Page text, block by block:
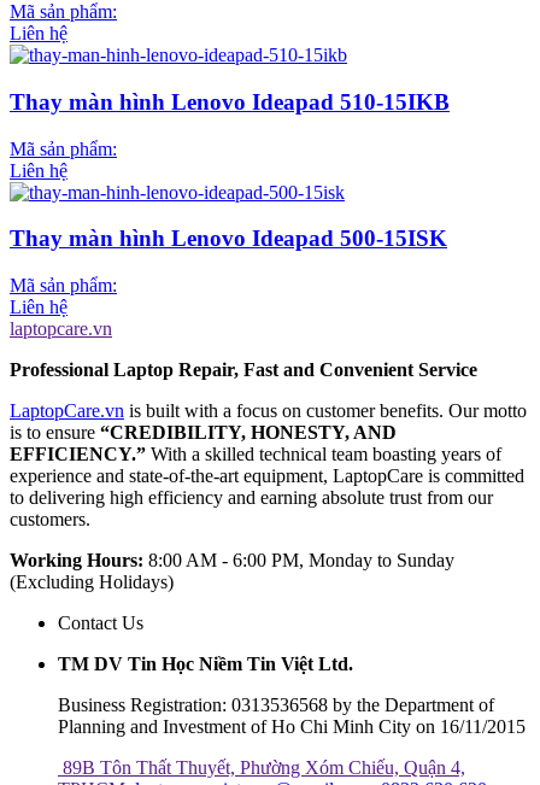
Mã sản phẩm:
Liên hệ
Thay màn hình Lenovo Ideapad 510-15IKB
Mã sản phẩm:
Liên hệ
Thay màn hình Lenovo Ideapad 500-15ISK
Mã sản phẩm:
Liên hệ
laptopcare.vn
Professional Laptop Repair, Fast and Convenient Service
LaptopCare.vn is built with a focus on customer benefits. Our motto
is to ensure “CREDIBILITY, HONESTY, AND
EFFICIENCY.” With a skilled technical team boasting years of
experience and state-of-the-art equipment, LaptopCare is committed
to delivering high efficiency and earning absolute trust from our
customers.
Working Hours: 8:00 AM - 6:00 PM, Monday to Sunday
(Excluding Holidays)
Contact Us
TM DV Tin Học Niềm Tin Việt Ltd.
Business Registration: 0313536568 by the Department of
Planning and Investment of Ho Chi Minh City on 16/11/2015
89B Tôn Thất Thuyết, Phường Xóm Chiếu, Quận 4,